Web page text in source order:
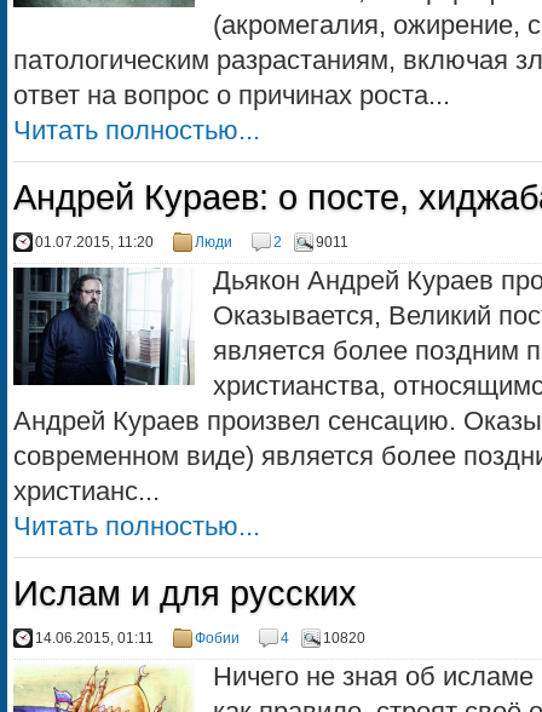
(акромегалия, ожирение,
патологическим разрастаниям, включая
ответ на вопрос о причинах роста...
Читать полностью...
Андрей Кураев: о посте,
01.07.2015, 11:20 Люди 2 9011
Дьякон Андрей Кураев
Оказывается, Великий
является более поздним
христианства,
Андрей Кураев произвел сенсацию.
современном виде) является более
христианс...
Читать полностью...
Ислам и для русских
14.06.2015, 01:11 Фобии 4 10820
Ничего не зная об